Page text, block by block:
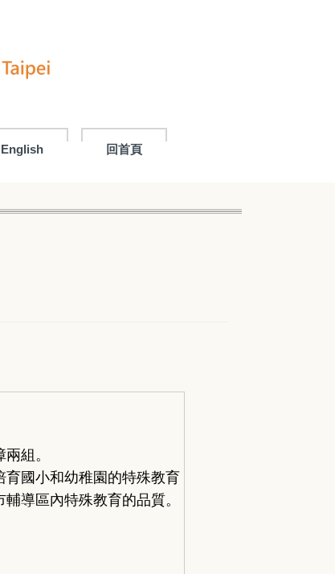
English 回首頁
組。
育國小和幼稚園的特殊教育
導區內特殊教育的品質。